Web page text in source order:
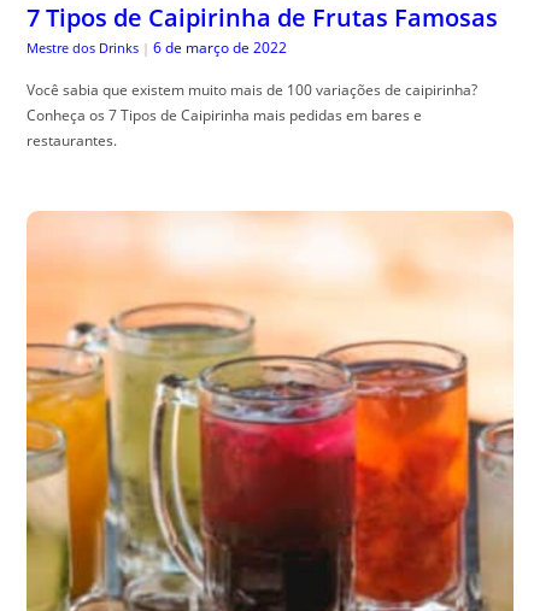
7 Tipos de Caipirinha de Frutas Famosas
Mestre dos Drinks | 6 de março de 2022
Você sabia que existem muito mais de 100 variações de caipirinha?
Conheça os 7 Tipos de Caipirinha mais pedidas em bares e
restaurantes.